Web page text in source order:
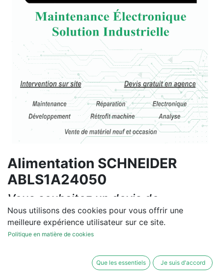
Alimentation SCHNEIDER
ABLS1A24050
Vous souhaitez un devis de
réparation ou de vente, un
diagnostic sur site?
Nous utilisons des cookies pour vous offrir une
meilleure expérience utilisateur sur ce site.
Politique en matière de cookies
Que les essentiels Je suis d'accord